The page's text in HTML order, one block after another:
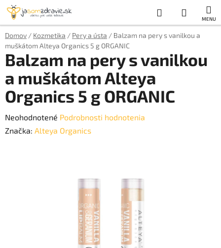
Prejsť
obsah
Hľadať
KOŠÍK
Domov / Kozmetika / Pery a ústa / Balzam na pery s vanilkou a
muškátom Alteya Organics 5 g ORGANIC
Balzam na pery s vanilkou
a muškátom Alteya
Organics 5 g ORGANIC
Priemerné
hodnotenie
Neohodnotené Podrobnosti hodnotenia
Značka: Alteya Organics